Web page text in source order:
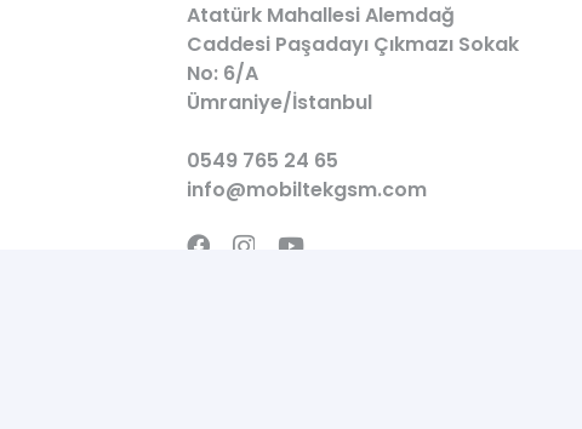
Atatürk Mahallesi Alemdağ
Caddesi Paşadayı Çıkmazı Sokak
No: 6/A
Ümraniye/İstanbul
0549 765 24 65
info@mobiltekgsm.com